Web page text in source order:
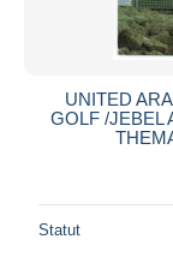
UNITED
GOLF /JEBEL
Statut